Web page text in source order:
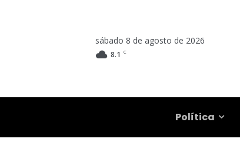
sábado 8 de agosto de 2026
8.1 C
Política